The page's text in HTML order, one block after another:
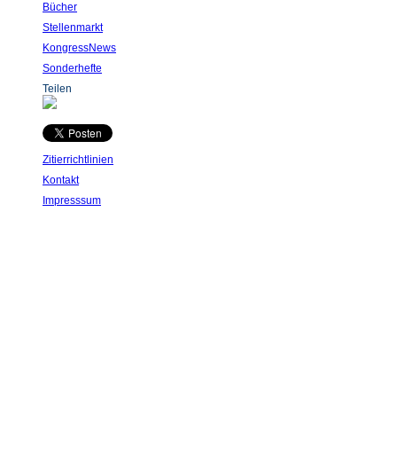
Bücher
Stellenmarkt
KongressNews
Sonderhefte
Teilen
Zitierrichtlinien
Kontakt
Impresssum